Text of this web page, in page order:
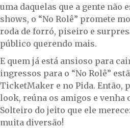
uma daquelas que a gente não
shows, o “No Rolê” promete
roda de forró, piseiro e
público querendo mais.
E quem já está ansioso para
ingressos para o “No Rolê”
TicketMaker e no Pida. Então,
look, reúna os amigos e venha
Solteiro do jeito que ele
muita diversão!